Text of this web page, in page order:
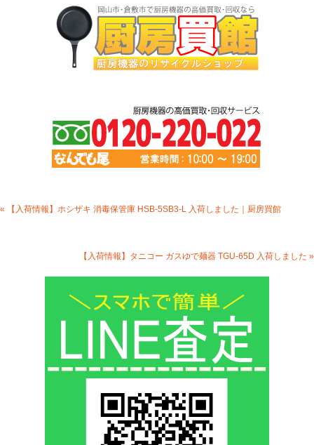
« 【入荷情報】ホシザキ 消毒保管庫 HSB-5SB3-L 入荷しました｜厨房買館
【入荷情報】タニコー ガスゆで麺器 TGU-65D 入荷しました »